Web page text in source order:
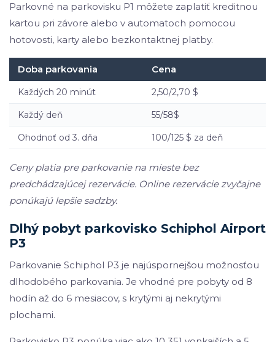
Parkovné na parkovisku P1 môžete zaplatiť kreditnou
kartou pri závore alebo v automatoch pomocou
hotovosti, karty alebo bezkontaktnej platby.
Doba parkovania Cena
Každých 20 minút 2,50/2,70 $
Každý deň 55/58$
Ohodnoť od 3. dňa 100/125 $ za deň
Ceny platia pre parkovanie na mieste bez
predchádzajúcej rezervácie. Online rezervácie zvyčajne
ponúkajú lepšie sadzby.
Dlhý pobyt parkovisko Schiphol Airport
P3
Parkovanie Schiphol P3 je najúspornejšou možnosťou
dlhodobého parkovania. Je vhodné pre pobyty od 8
hodín až do 6 mesiacov, s krytými aj nekrytými
plochami.